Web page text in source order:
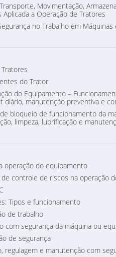
Movimentação,
Aplicada a Operação de Tratores
no Trabalho em
do Trator
do Equipamento –
diário, manutenção preventiva e
bloqueio de funcionamento da
limpeza, lubrificação e
operação do equipamento
de controle de riscos na operação
Tipos e funcionamento
de trabalho
com segurança da máquina ou
de segurança
regulagem e manutenção com